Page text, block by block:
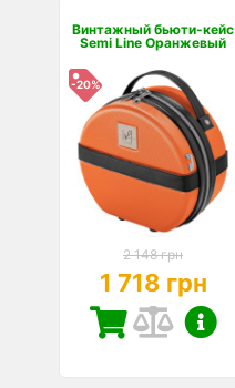
Винтажный бьюти-кейс
Semi Line Оранжевый
-20%
2 148 грн
1 718 грн